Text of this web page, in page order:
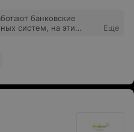
банковские
систем, на эти
Еще